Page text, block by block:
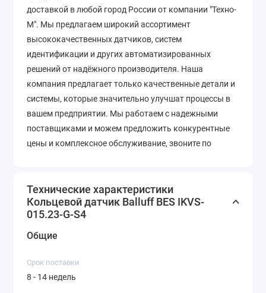
доставкой в любой город России от компании "Техно-
М". Мы предлагаем широкий ассортимент
высококачественных датчиков, систем
идентификации и других автоматизированных
решений от надёжного производителя. Наша
компания предлагает только качественные детали и
системы, которые значительно улучшат процессы в
вашем предприятии. Мы работаем с надежными
поставщиками и можем предложить конкурентные
цены и комплексное обслуживание, звоните по
Технические характеристики
Кольцевой датчик Balluff BES IKVS-
015.23-G-S4
Общие
Срок поставки
8 - 14 недель